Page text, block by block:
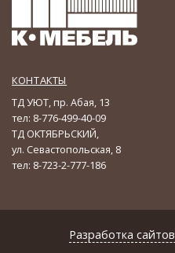
КОНТАКТЫ
ТД УЮТ, пр. Абая, 13
тел: 8-776-499-40-09
ТД ОКТЯБРЬСКИЙ,
ул. Севастопольская, 8
тел: 8-723-2-777-186
Разработка сайтов